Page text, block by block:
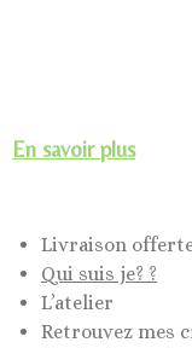
En savoir plus
Livraison
Qui suis je? ?
L’atelier
Retrouvez mes